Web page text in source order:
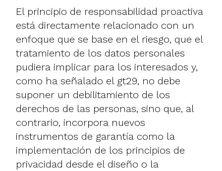
El principio de responsabilidad proactiva
está directamente relacionado con un
enfoque que se base en el riesgo, que el
tratamiento de los datos personales
pudiera implicar para los interesados y,
como ha señalado el gt29, no debe
suponer un debilitamiento de los
derechos de las personas, sino que, al
contrario, incorpora nuevos
instrumentos de garantía como la
implementación de los principios de
privacidad desde el diseño o la